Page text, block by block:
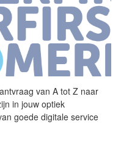
van A tot Z naar
in jouw optiek
goede digitale service